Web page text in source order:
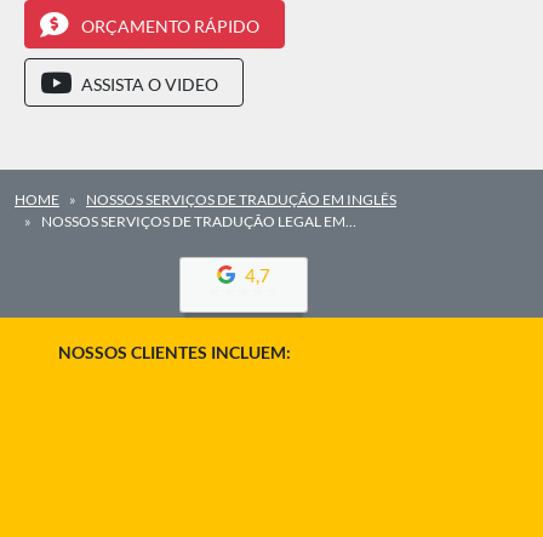
ORÇAMENTO RÁPIDO
ASSISTA O VIDEO
HOME
NOSSOS SERVIÇOS DE TRADUÇÃO EM INGLÊS
NOSSOS SERVIÇOS DE TRADUÇÃO LEGAL EM…
4,7
NOSSOS CLIENTES INCLUEM: